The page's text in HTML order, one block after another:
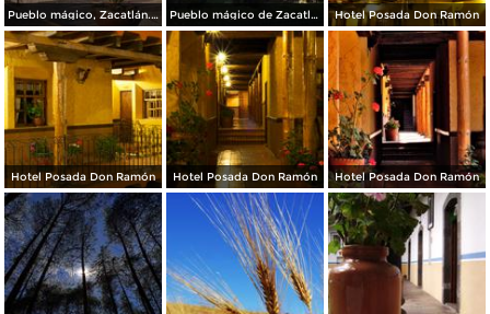
Pueblo mágico, Zacatlán. Mayo/2014 Pueblo mágico de Zacatlán, Puebla. Mayo/2014 Hotel Posada Don Ramón
Hotel Posada Don Ramón Hotel Posada Don Ramón Hotel Posada Don Ramón